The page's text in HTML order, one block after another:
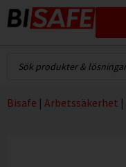
Bisafe | Arbetssäkerhet |